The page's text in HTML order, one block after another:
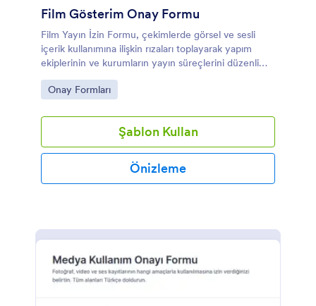
Film Gösterim Onay Formu
Film Yayın İzin Formu, çekimlerde görsel ve sesli
içerik kullanımına ilişkin rızaları toplayarak yapım
ekiplerinin ve kurumların yayın süreçlerini düzenli
şekilde yürütmesine yardımcı olur.
Go to Category:
Onay Formları
Şablon Kullan
Önizleme